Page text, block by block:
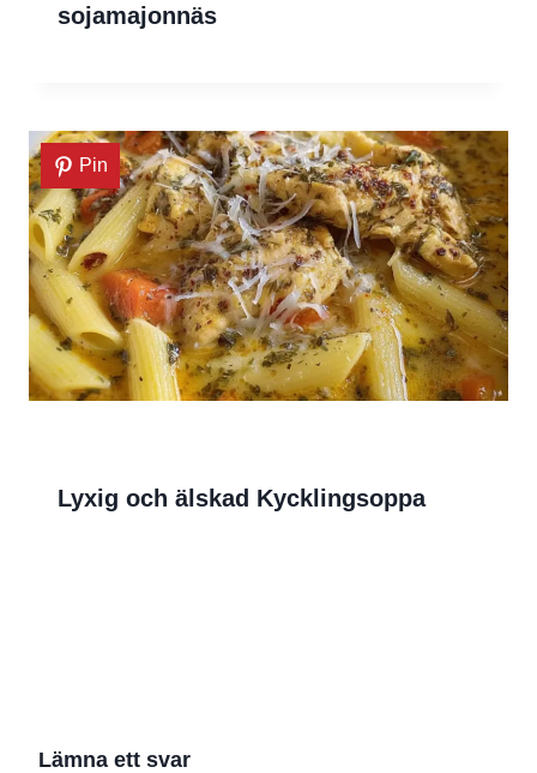
sojamajonnäs
Pin
Lyxig och älskad Kycklingsoppa
Lämna ett svar